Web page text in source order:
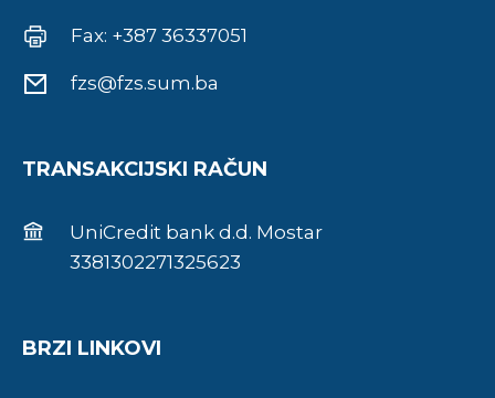
Fax: +387 36337051
fzs@fzs.sum.ba
TRANSAKCIJSKI RAČUN
UniCredit bank d.d. Mostar
3381302271325623
BRZI LINKOVI